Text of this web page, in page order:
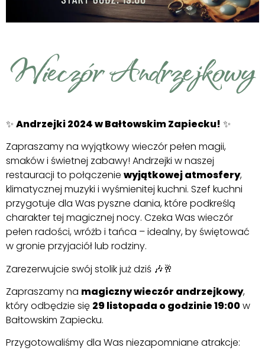
Wieczór Andrzejkowy
✨ Andrzejki 2024 w Bałtowskim Zapiecku! ✨
Zapraszamy na wyjątkowy wieczór pełen magii,
smaków i świetnej zabawy! Andrzejki w naszej
restauracji to połączenie wyjątkowej atmosfery,
klimatycznej muzyki i wyśmienitej kuchni. Szef kuchni
przygotuje dla Was pyszne dania, które podkreślą
charakter tej magicznej nocy. Czeka Was wieczór
pełen radości, wróżb i tańca – idealny, by świętować
w gronie przyjaciół lub rodziny.
Zarezerwujcie swój stolik już dziś 🎶🥂
Zapraszamy na magiczny wieczór andrzejkowy,
który odbędzie się 29 listopada o godzinie 19:00w
Bałtowskim Zapiecku.
Przygotowaliśmy dla Was niezapomniane atrakcje: